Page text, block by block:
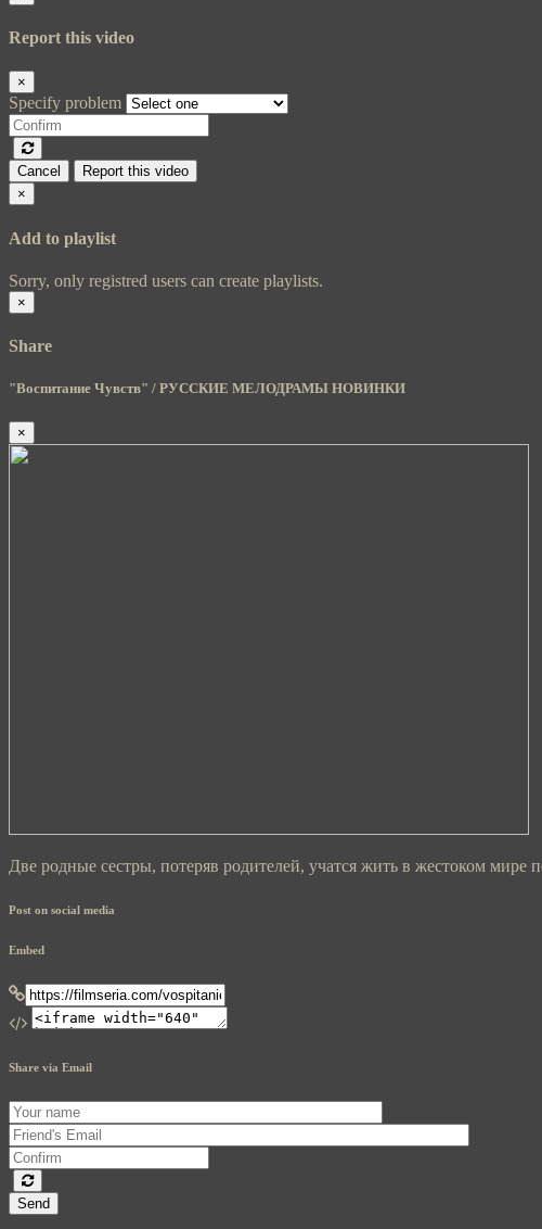
Report this video
×
Specify problem
Cancel
Report this video
×
Add to playlist
Sorry, only registred users can create playlists.
×
Share
"Воспитание Чувств" / РУССКИЕ МЕЛОДРАМЫ НОВИНКИ
×
Две родные сестры, потеряв родителей, учатся жить в жестоком
Post on social media
Embed
Share via Email
Send